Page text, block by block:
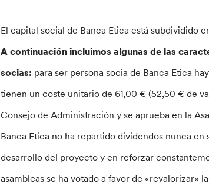
El capital social de Banca Etica está subdividido
A continuación incluimos algunas de las
socias: para ser persona socia de Banca Etica
tienen un coste unitario de 61,00 € (52,50 € de
Consejo de Administración y se aprueba en la
Banca Etica no ha repartido dividendos nunca
desarrollo del proyecto y en reforzar
asambleas se ha votado a favor de «revalorizar»